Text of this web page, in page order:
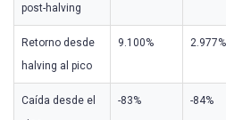
post-halving
Retorno desde
halving al pico
9.100% 2.977%
Caída desde el
-83% -84%